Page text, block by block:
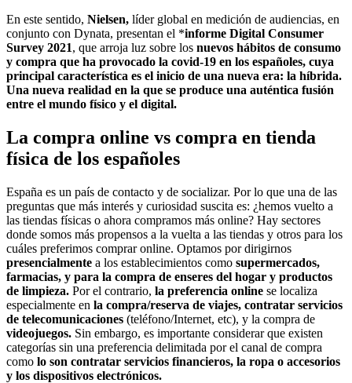
En este sentido, Nielsen, líder global en medición de audiencias, en
conjunto con Dynata, presentan el *informe Digital Consumer
Survey 2021, que arroja luz sobre los nuevos hábitos de consumo
y compra que ha provocado la covid-19 en los españoles, cuya
principal característica es el inicio de una nueva era: la híbrida.
Una nueva realidad en la que se produce una auténtica fusión
entre el mundo físico y el digital.
La compra online vs compra en tienda
física de los españoles
España es un país de contacto y de socializar. Por lo que una de las
preguntas que más interés y curiosidad suscita es: ¿hemos vuelto a
las tiendas físicas o ahora compramos más online? Hay sectores
donde somos más propensos a la vuelta a las tiendas y otros para los
cuáles preferimos comprar online. Optamos por dirigirnos
presencialmente a los establecimientos como supermercados,
farmacias, y para la compra de enseres del hogar y productos
de limpieza. Por el contrario, la preferencia online se localiza
especialmente en la compra/reserva de viajes, contratar servicios
de telecomunicaciones (teléfono/Internet, etc), y la compra de
videojuegos. Sin embargo, es importante considerar que existen
categorías sin una preferencia delimitada por el canal de compra
como lo son contratar servicios financieros, la ropa o accesorios
y los dispositivos electrónicos.